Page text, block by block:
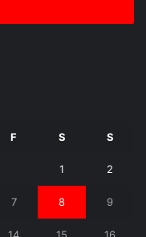
F S S
1 2
7 8 9